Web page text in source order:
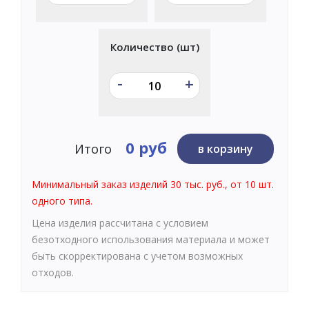
Количество (шт)
- +
Итого 0 руб в корзину
Минимальный заказ изделий 30 тыс. руб., от 10 шт.
одного типа.
Цена изделия рассчитана с условием
безотходного использования материала и может
быть скорректирована с учетом возможных
отходов.